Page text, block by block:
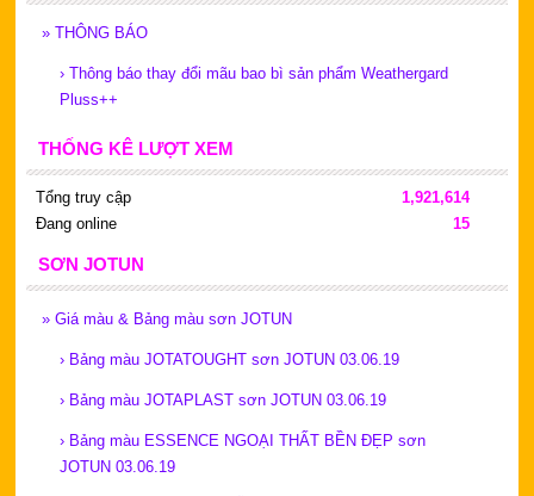
» THÔNG BÁO
› Thông báo thay đổi mãu bao bì sản phẩm Weathergard
Pluss++
THỐNG KÊ LƯỢT XEM
Tổng truy cập
1,921,614
Đang online
15
SƠN JOTUN
» Giá màu & Bảng màu sơn JOTUN
› Bảng màu JOTATOUGHT sơn JOTUN 03.06.19
› Bảng màu JOTAPLAST sơn JOTUN 03.06.19
› Bảng màu ESSENCE NGOẠI THẤT BỀN ĐẸP sơn
JOTUN 03.06.19